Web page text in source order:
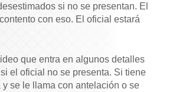
si no se presentan. El
con eso. El oficial estará
que entra en algunos detalles
el oficial no se presenta. Si tiene
se le llama con antelación o se